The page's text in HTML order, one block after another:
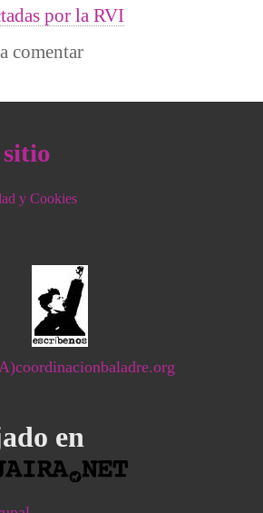
por la RVI
comentar
y Cookies
en